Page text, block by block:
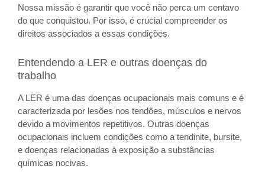
Nossa missão é garantir que você não perca um centavo
do que conquistou. Por isso, é crucial compreender os
direitos associados a essas condições.
Entendendo a LER e outras doenças do
trabalho
A LER é uma das doenças ocupacionais mais comuns e é
caracterizada por lesões nos tendões, músculos e nervos
devido a movimentos repetitivos. Outras doenças
ocupacionais incluem condições como a tendinite, bursite,
e doenças relacionadas à exposição a substâncias
químicas nocivas.